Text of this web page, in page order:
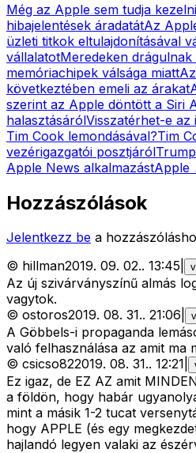
Még az Apple sem tudja
hibajelentések áradatátAz
üzleti titkok eltulajdonításával
vállalatotMeredeken
memóriachipek válsága miatt
következtében emeli az árakat
szerint az Apple döntött a Siri
halasztásárólVisszatérhet-e
Tim Cook lemondásával?Tim
vezérigazgatói posztjáról
Apple News alkalmazástApple
Hozzászólások
Jelentkezz be a
© hillman2019. 09. 02.. 13:45
Az új szivárványszínű almás
vagytok.
© ostoros2019. 08. 31.. 21:06
A Göbbels-i propaganda
való felhasználása az amit ma
© csicso822019. 08. 31.. 12:21
Ez igaz, de EZ AZ amit
a földön, hogy habár
mint a másik 1-2 tucat
hogy APPLE (és egy
hajlandó legyen valaki az